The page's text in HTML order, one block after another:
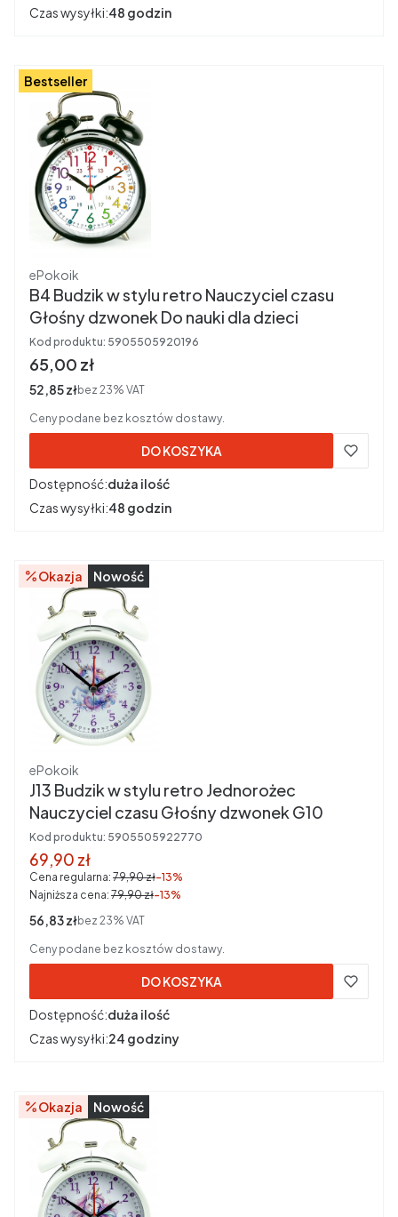
Czas wysyłki:48 godzin
Bestseller
Producent
ePokoik
B4 Budzik w stylu retro Nauczyciel czasu
Głośny dzwonek Do nauki dla dzieci
Kod produktu: 5905505920196
Cena brutto
65,00 zł
Cena netto
52,85 złbez 23% VAT
Ceny podane bez kosztów dostawy.
DO KOSZYKA
Dostępność:duża ilość
Czas wysyłki:48 godzin
Okazja Nowość
Producent
ePokoik
J13 Budzik w stylu retro Jednorożec
Nauczyciel czasu Głośny dzwonek G10
Kod produktu: 5905505922770
Cena promocyjna brutto
69,90 zł
Cena regularna: 79,90 zł-13%
Najniższa cena: 79,90 zł-13%
Cena netto
56,83 złbez 23% VAT
Ceny podane bez kosztów dostawy.
DO KOSZYKA
Dostępność:duża ilość
Czas wysyłki:24 godziny
Okazja Nowość